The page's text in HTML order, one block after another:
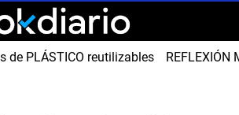
de PLÁSTICO reutilizables REFLEXIÓN